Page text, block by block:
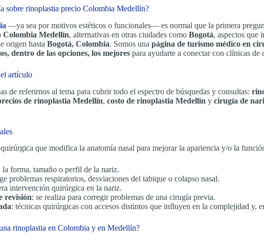
sobre rinoplastia precio Colombia Medellín?
—ya sea por motivos estéticos o funcionales— es normal que la primera
Colombia Medellín, alternativas en otras ciudades como Bogotá, aspectos que
origen hasta Bogotá, Colombia. Somos una página de turismo médico en
dentro de las opciones, los mejores para ayudarte a conectar con clínicas de
artículo
de referirnos al tema para cubrir todo el espectro de búsquedas y consultas:
de rinoplastia Medellín, costo de rinoplastia Medellín y cirugía de
que modifica la anatomía nasal para mejorar la apariencia y/o la
la forma, tamaño o perfil de la nariz.
problemas respiratorios, desviaciones del tabique o colapso nasal.
intervención quirúrgica en la nariz.
revisión: se realiza para corregir problemas de una cirugía previa.
: técnicas quirúrgicas con accesos distintos que influyen en la complejidad y,
rinoplastia en Colombia y en Medellín?